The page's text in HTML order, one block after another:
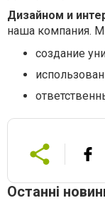
Дизайном и
наша компания.
создание
Останні